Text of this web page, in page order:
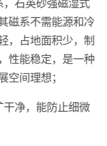
磁系不需能源和冷
，占地面积少，制
性能稳定，是一种
间理想；
净，能防止细微